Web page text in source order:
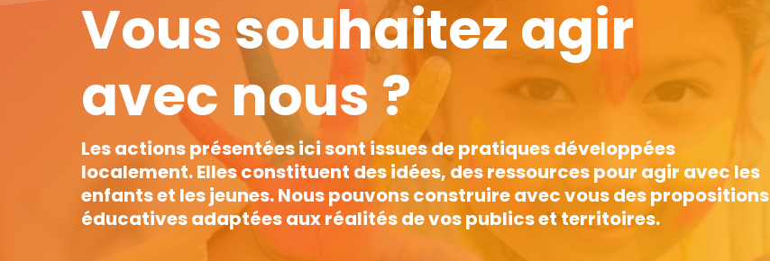
Vous souhaitez agir
avec nous ?
Les actions présentées ici sont issues de pratiques développées
localement. Elles constituent des idées, des ressources pour agir avec les
enfants et les jeunes. Nous pouvons construire avec vous des propositions
éducatives adaptées aux réalités de vos publics et territoires.